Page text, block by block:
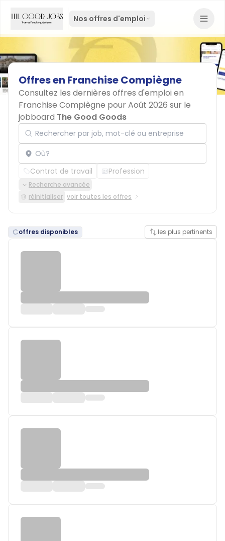
Nos offres d'emploi
Offresen FranchiseCompiègne
Consultez les dernières offres d'emploi en
Franchise Compiègne pour Août 2026 sur le
jobboard The Good Goods
Rechercher par job, mot-clé ou entreprise
Localisation
Contrat de travail Profession
Recherche avancée
réinitialiser voir toutes les offres
offres disponibles les plus pertinents